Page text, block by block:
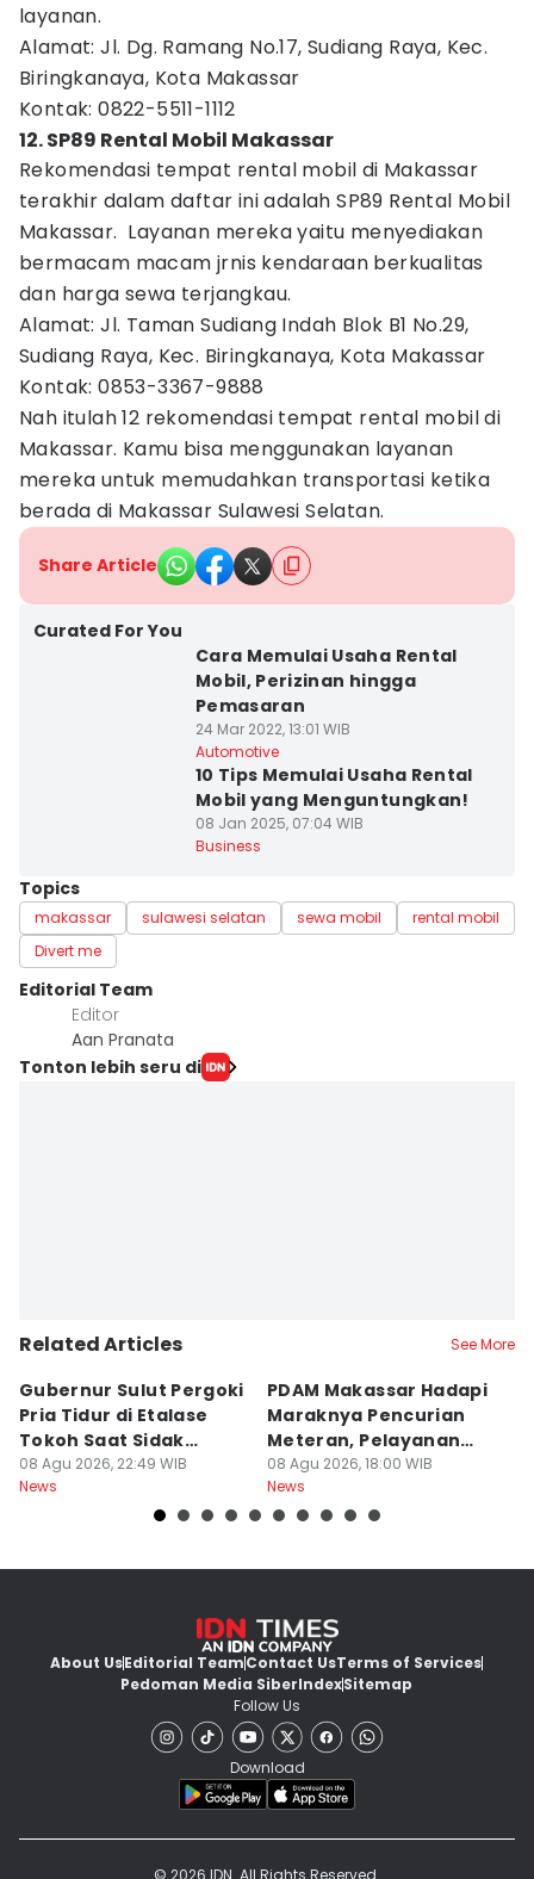
layanan.
Alamat: Jl. Dg. Ramang No.17, Sudiang Raya, Kec.
Biringkanaya, Kota Makassar
Kontak: 0822-5511-1112
12. SP89 Rental Mobil Makassar
Rekomendasi tempat rental mobil di Makassar
terakhir dalam daftar ini adalah SP89 Rental Mobil
Makassar. Layanan mereka yaitu menyediakan
bermacam macam jrnis kendaraan berkualitas
dan harga sewa terjangkau.
Alamat: Jl. Taman Sudiang Indah Blok B1 No.29,
Sudiang Raya, Kec. Biringkanaya, Kota Makassar
Kontak: 0853-3367-9888
Nah itulah 12 rekomendasi tempat rental mobil di
Makassar. Kamu bisa menggunakan layanan
mereka untuk memudahkan transportasi ketika
berada di Makassar Sulawesi Selatan.
Share Article
Curated For You
Cara Memulai Usaha Rental
Mobil, Perizinan hingga
Pemasaran
24 Mar 2022, 13:01 WIB
Automotive
10 Tips Memulai Usaha Rental
Mobil yang Menguntungkan!
08 Jan 2025, 07:04 WIB
Business
Topics
makassar sulawesi selatan sewa mobil
rental mobil
Divert me
Editorial Team
Editor
Aan Pranata
Tonton lebih seru di
Related Articles See More
Gubernur Sulut Pergoki
Pria Tidur di Etalase
Tokoh Saat Sidak
Gedung
08 Agu 2026, 22:49 WIB
News
PDAM Makassar Hadapi
Maraknya Pencurian
Meteran, Pelayanan
Ikut Terdampak
08 Agu 2026, 18:00 WIB
News
About UsEditorial TeamContact UsTerms of Services
Pedoman Media SiberIndexSitemap
Follow Us
Download
© 2026 IDN. All Rights Reserved.